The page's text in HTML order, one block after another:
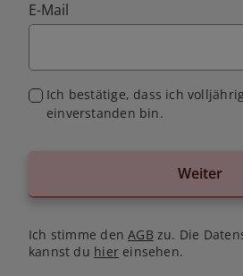
E-Mail
Ich bestätige, dass ich
einverstanden bin.
Weiter
Ich stimme denAGB zu. Die
kannst du hiereinsehen.